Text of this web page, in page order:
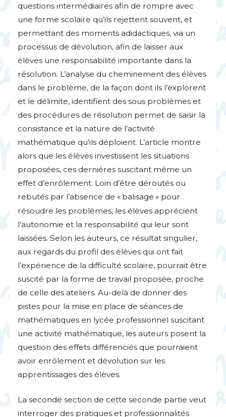
questions intermédiaires afin de rompre avec
une forme scolaire qu’ils rejettent souvent, et
permettant des moments adidactiques, via un
processus de dévolution, afin de laisser aux
élèves une responsabilité importante dans la
résolution. L’analyse du cheminement des élèves
dans le problème, de la façon dont ils l’explorent
et le délimite, identifient des sous problèmes et
des procédures de résolution permet de saisir la
consistance et la nature de l’activité
mathématique qu’ils déploient. L’article montre
alors que les élèves investissent les situations
proposées, ces dernières suscitant même un
effet d’enrôlement. Loin d’être déroutés ou
rebutés par l’absence de « balisage » pour
résoudre les problèmes, les élèves apprécient
l’autonomie et la responsabilité qui leur sont
laissées. Selon les auteurs, ce résultat singulier,
aux regards du profil des élèves qui ont fait
l’expérience de la difficulté scolaire, pourrait être
suscité par la forme de travail proposée, proche
de celle des ateliers. Au-delà de donner des
pistes pour la mise en place de séances de
mathématiques en lycée professionnel suscitant
une activité mathématique, les auteurs posent la
question des effets différenciés que pourraient
avoir enrôlement et dévolution sur les
apprentissages des élèves.
La seconde section de cette seconde partie veut
interroger des pratiques et professionnalités